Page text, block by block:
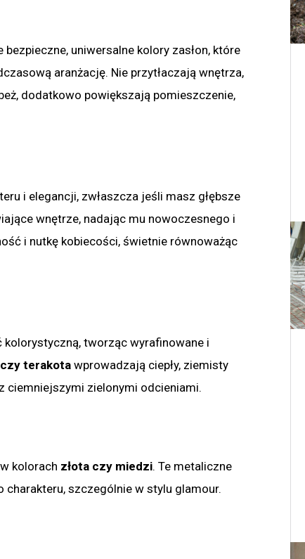
bezpieczne, uniwersalne kolory zasłon, które
aranżację. Nie przytłaczają wnętrza,
dodatkowo powiększają pomieszczenie,
i elegancji, zwłaszcza jeśli masz głębsze
wnętrze, nadając mu nowoczesnego i
i nutkę kobiecości, świetnie równoważąc
tworząc wyrafinowane i
terakota wprowadzają ciepły, ziemisty
ciemniejszymi zielonymi odcieniami.
kolorach złota czy miedzi. Te metaliczne
szczególnie w stylu glamour.